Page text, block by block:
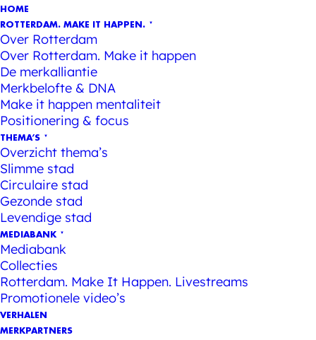
HOME
ROTTERDAM. MAKE IT HAPPEN.
Over Rotterdam
Over Rotterdam. Make it happen
De merkalliantie
Merkbelofte & DNA
Make it happen mentaliteit
Positionering & focus
THEMA’S
Overzicht thema’s
Slimme stad
Circulaire stad
Gezonde stad
Levendige stad
MEDIABANK
Mediabank
Collecties
Rotterdam. Make It Happen. Livestreams
Promotionele video’s
VERHALEN
MERKPARTNERS